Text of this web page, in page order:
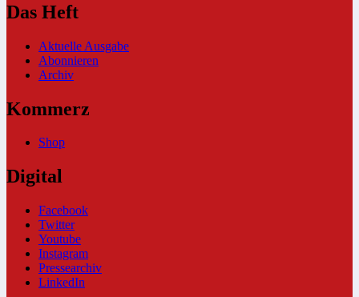
Das Heft
Aktuelle Ausgabe
Abonnieren
Archiv
Kommerz
Shop
Digital
Facebook
Twitter
Youtube
Instagram
Pressearchiv
LinkedIn